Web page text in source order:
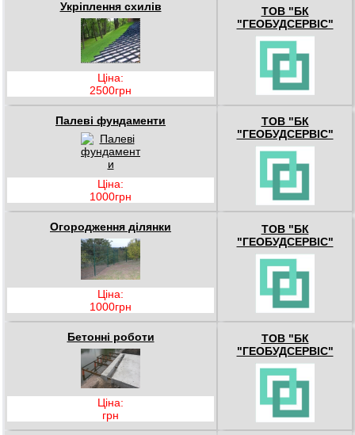
Укріплення схилів
Ціна:
2500грн
ТОВ "БК
"ГЕОБУДСЕРВІС"
Палеві фундаменти
Ціна:
1000грн
ТОВ "БК
"ГЕОБУДСЕРВІС"
Огородження ділянки
Ціна:
1000грн
ТОВ "БК
"ГЕОБУДСЕРВІС"
Бетонні роботи
Ціна:
грн
ТОВ "БК
"ГЕОБУДСЕРВІС"